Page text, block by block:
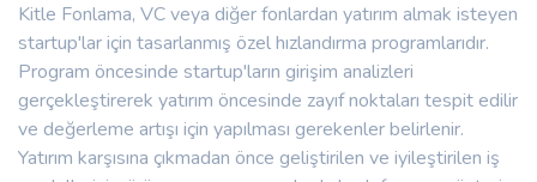
Kitle Fonlama, VC veya diğer fonlardan yatırım almak isteyen
startup'lar için tasarlanmış özel hızlandırma programlarıdır.
Program öncesinde startup'ların girişim analizleri
gerçekleştirerek yatırım öncesinde zayıf noktaları tespit edilir
ve değerleme artışı için yapılması gerekenler belirlenir.
Yatırım karşısına çıkmadan önce geliştirilen ve iyileştirilen iş